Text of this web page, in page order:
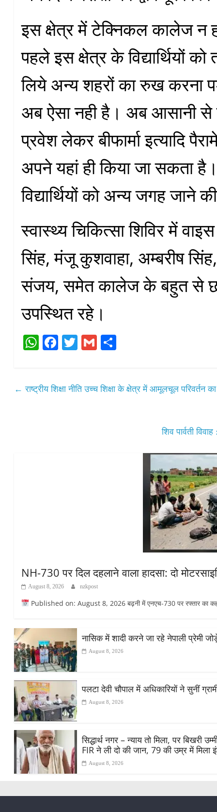
इस क्षेत्र में टेक्निकल कालेज न
पहले इस क्षेत्र के विद्यार्थियों
लिये अन्य शहरों का रुख करना
अब ऐसा नही है। अब आसानी से
प्रवेश लेकर बीफार्मा इत्यादि
अपने यहां ही किया जा सकता
विद्यार्थियों को अन्य जगह जाने
स्वास्थ्य चिकित्सा शिविर में
सिंह, मंजू कुशवाहा, अम्बरीष
संजय, समेत कालेज के बहुत से
उपस्थित रहे।
W
A
Fa
ok
T
r
G
← राष्ट्रीय शिक्षा नीति उच्च शिक्षा के क्षेत्र में आमूलचूल
शिव पार्वती
NH-730 पर दिल दहलाने वाला हादसा: दो
August 8, 2026 nzkpost
Published on: August 8, 2026 बढ़नी में एनएच-730 पर रफ्तार का
नासिक में शादी करने जा रहे नेपाली प्रेमी
August 8, 2026
पलटा देवी चौपाल में अधिकारियों ने सुनीं
August 8, 2026
सिद्धार्थ नगर – न्याय तो मिला, पर
FIR ने ली दो की जान, 79 की उम्र में मिला
August 8, 2026